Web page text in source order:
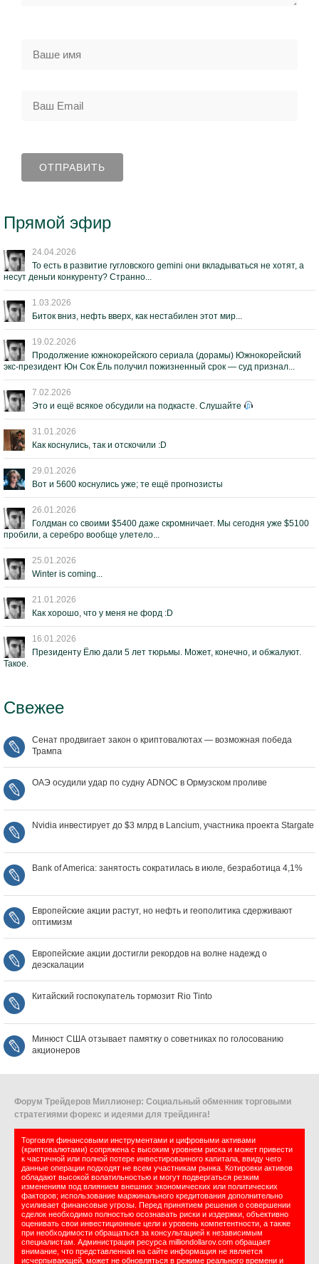
Прямой эфир
24.04.2026
То есть в развитие гугловского gemini они вкладываться не хотят, а
несут деньги конкуренту? Странно...
1.03.2026
Биток вниз, нефть вверх, как нестабилен этот мир...
19.02.2026
Продолжение южнокорейского сериала (дорамы) Южнокорейский
экс-президент Юн Сок Ёль получил пожизненный срок — суд признал...
7.02.2026
Это и ещё всякое обсудили на подкасте. Слушайте
31.01.2026
Как коснулись, так и отскочили :D
29.01.2026
Вот и 5600 коснулись уже; те ещё прогнозисты
26.01.2026
Голдман со своими $5400 даже скромничает. Мы сегодня уже $5100
пробили, а серебро вообще улетело...
25.01.2026
Winter is coming...
21.01.2026
Как хорошо, что у меня не форд :D
16.01.2026
Президенту Ёлю дали 5 лет тюрьмы. Может, конечно, и обжалуют.
Такое.
Свежее
Сенат продвигает закон о криптовалютах — возможная победа
Трампа
ОАЭ осудили удар по судну ADNOC в Ормузском проливе
Nvidia инвестирует до $3 млрд в Lancium, участника проекта Stargate
Bank of America: занятость сократилась в июле, безработица 4,1%
Европейские акции растут, но нефть и геополитика сдерживают
оптимизм
Европейские акции достигли рекордов на волне надежд о
деэскалации
Китайский госпокупатель тормозит Rio Tinto
Минюст США отзывает памятку о советниках по голосованию
акционеров
Форум Трейдеров Миллионер: Социальный обменник торговыми
стратегиями форекс и идеями для трейдинга!
Торговля финансовыми инструментами и цифровыми активами
(криптовалютами) сопряжена с высоким уровнем риска и может привести
к частичной или полной потере инвестированного капитала, ввиду чего
данные операции подходят не всем участникам рынка. Котировки активов
обладают высокой волатильностью и могут подвергаться резким
изменениям под влиянием внешних экономических или политических
факторов; использование маржинального кредитования дополнительно
усиливает финансовые угрозы. Перед принятием решения о совершении
сделок необходимо полностью осознавать риски и издержки, объективно
оценивать свои инвестиционные цели и уровень компетентности, а также
при необходимости обращаться за консультацией к независимым
специалистам. Администрация ресурса milliondollarov.com обращает
внимание, что представленная на сайте информация не является
исчерпывающей, может не обновляться в режиме реального времени и